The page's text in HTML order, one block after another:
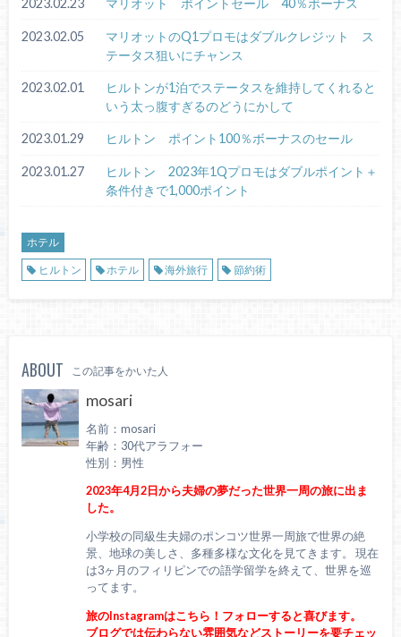
2023.02.23 マリオット ポイントセール 40％ボーナス
2023.02.05
マリオットのQ1プロモはダブルクレジット ス
テータス狙いにチャンス
2023.02.01
ヒルトンが1泊でステータスを維持してくれると
いう太っ腹すぎるのどうにかして
2023.01.29 ヒルトン ポイント100％ボーナスのセール
2023.01.27
ヒルトン 2023年1Qプロモはダブルポイント＋
条件付きで1,000ポイント
ホテル
ヒルトン
ホテル 海外旅行 節約術
ABOUT この記事をかいた人
mosari
名前：mosari
年齢：30代アラフォー
性別：男性
2023年4月2日から夫婦の夢だった世界一周の旅に出ま
した。
小学校の同級生夫婦のポンコツ世界一周旅で世界の絶
景、地球の美しさ、多種多様な文化を見てきます。 現在
は3ヶ月のフィリピンでの語学留学を終えて、世界を巡
ってます。
旅のInstagramはこちら！フォローすると喜びます。
ブログでは伝わらない雰囲気などストーリーを要チェッ